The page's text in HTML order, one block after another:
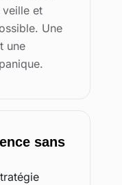
veille et
Une
une
sans